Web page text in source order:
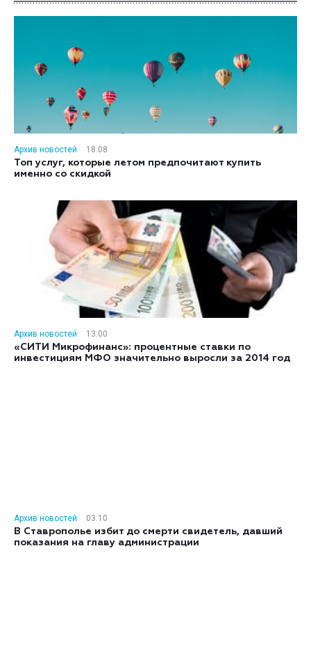
Архив новостей
18:08
Топ услуг, которые летом предпочитают купить
именно со скидкой
Архив новостей
13:00
«СИТИ Микрофинанс»: процентные ставки по
инвестициям МФО значительно выросли за 2014 год
Архив новостей
03:10
В Ставрополье избит до смерти свидетель, давший
показания на главу администрации